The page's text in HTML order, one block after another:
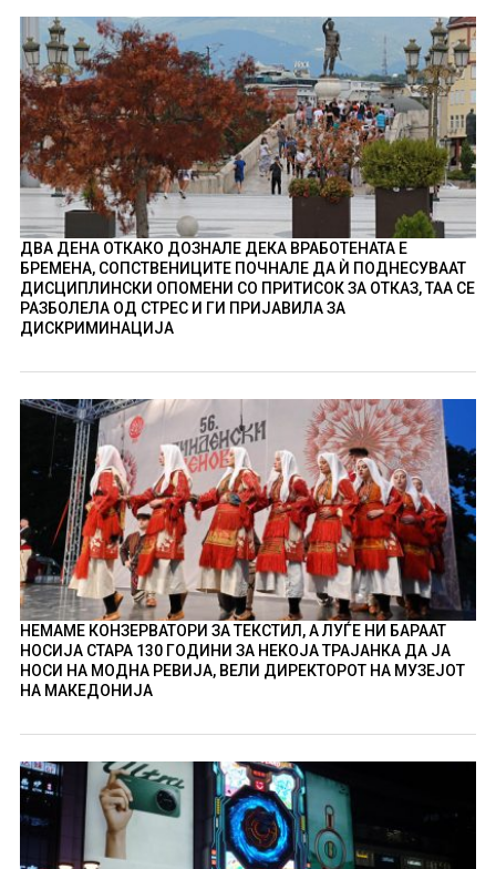
ДВА ДЕНА ОТКАКО ДОЗНАЛЕ ДЕКА ВРАБОТЕНАТА Е
БРЕМЕНА, СОПСТВЕНИЦИТЕ ПОЧНАЛЕ ДА Ѝ ПОДНЕСУВААТ
ДИСЦИПЛИНСКИ ОПОМЕНИ СО ПРИТИСОК ЗА ОТКАЗ, ТАА СЕ
РАЗБОЛЕЛА ОД СТРЕС И ГИ ПРИЈАВИЛА ЗА
ДИСКРИМИНАЦИЈА
НЕМАМЕ КОНЗЕРВАТОРИ ЗА ТЕКСТИЛ, А ЛУЃЕ НИ БАРААТ
НОСИЈА СТАРА 130 ГОДИНИ ЗА НЕКОЈА ТРАЈАНКА ДА ЈА
НОСИ НА МОДНА РЕВИЈА, ВЕЛИ ДИРЕКТОРОТ НА МУЗЕЈОТ
НА МАКЕДОНИЈА